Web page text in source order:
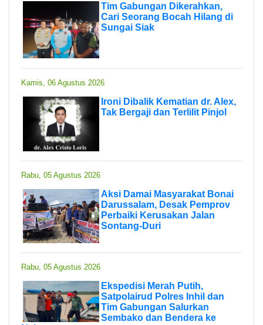
Tim Gabungan Dikerahkan,
Cari Seorang Bocah Hilang di
Sungai Siak
Kamis, 06 Agustus 2026
Ironi Dibalik Kematian dr. Alex,
Tak Bergaji dan Terlilit Pinjol
Rabu, 05 Agustus 2026
Aksi Damai Masyarakat Bonai
Darussalam, Desak Pemprov
Perbaiki Kerusakan Jalan
Sontang-Duri
Rabu, 05 Agustus 2026
Ekspedisi Merah Putih,
Satpolairud Polres Inhil dan
Tim Gabungan Salurkan
Sembako dan Bendera ke